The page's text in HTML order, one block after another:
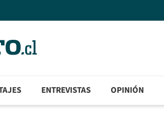
ENTREVISTAS OPINIÓN